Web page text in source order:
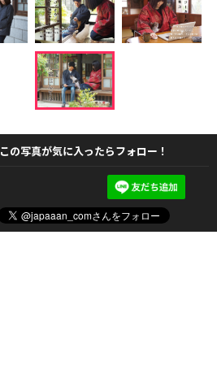
この写真が気に入ったらフォロー！